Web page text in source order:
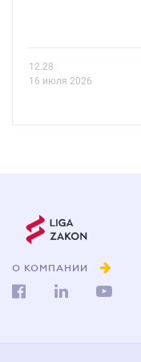
12.28
16 июля 2026
О КОМПАНИИ